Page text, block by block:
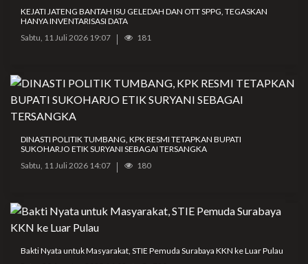
KEJATI JATENG BANTAH ISU GELEDAH DAN OTT SPPG, TEGASKAN
HANYA INVENTARISASI DATA
Sabtu, 11 Juli 2026 19:07
181
DINASTI POLITIK TUMBANG, KPK RESMI TETAPKAN BUPATI
SUKOHARJO ETIK SURYANI SEBAGAI TERSANGKA
Sabtu, 11 Juli 2026 14:07
180
Bakti Nyata untuk Masyarakat, STIE Pemuda Surabaya KKN ke Luar Pulau